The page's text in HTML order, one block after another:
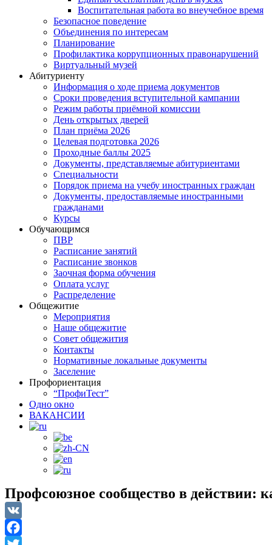
Воспитательная работа во внеучебное время
Безопасное поведение
Объединения по интересам
Планирование
Профилактика коррупционных правонарушений
Виртуальный музей
Абитуриенту
Информация о ходе приема документов
Сроки проведения вступительной кампании
Режим работы приёмной комиссии
День открытых дверей
План приёма 2026
Целевая подготовка 2026
Проходные баллы 2025
Документы, представляемые абитуриентами
Специальности
Порядок приема на учебу иностранных граждан
Документы, предоставляемые иностранными
гражданами
Курсы
Обучающимся
ПВР
Расписание занятий
Расписание звонков
Заочная форма обучения
Оплата услуг
Распределение
Общежитие
Мероприятия
Наше общежитие
Совет общежития
Контакты
Нормативные локальные документы
Заселение
Профориентация
“ПрофиТест”
Одно окно
ВАКАНСИИ
Профсоюзное сообщество в действии:
VK